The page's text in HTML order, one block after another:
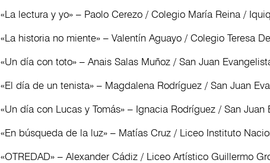
«La lectura y yo» – Paolo Cerezo / Colegio María Reina /
«La historia no miente» – Valentín Aguayo / Colegio Teresa
«Un día con toto» – Anais Salas Muñoz / San Juan
«El día de un tenista» – Magdalena Rodríguez / San Juan
«Un día con Lucas y Tomás» – Ignacia Rodríguez / San Juan
«En búsqueda de la luz» – Matías Cruz / Liceo Instituto
«OTREDAD» – Alexander Cádiz / Liceo Artístico Guillermo